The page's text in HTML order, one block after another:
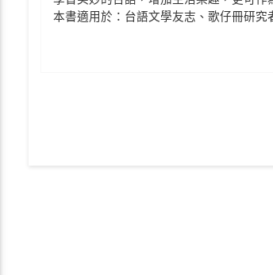
本書適用於：台語文學友志、歌仔冊研